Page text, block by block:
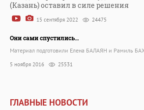
(Казань) оставил в силе решения
15 сентября 2022 24475
Они сами спустились…
Материал подготовили Елена БАЛАЯН и Рамиль
5 ноября 2016 25531
ГЛАВНЫЕ НОВОСТИ